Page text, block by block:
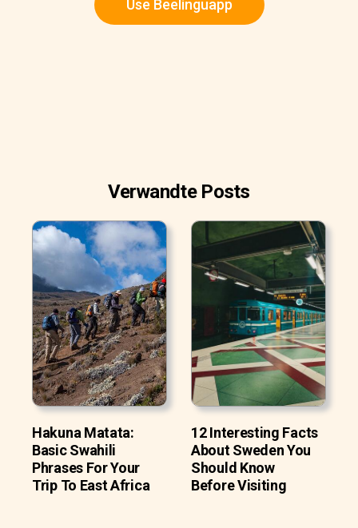
Use Beelinguapp
Verwandte Posts
Hakuna Matata:
Basic Swahili
Phrases For Your
Trip To East Africa
12 Interesting Facts
About Sweden You
Should Know
Before Visiting